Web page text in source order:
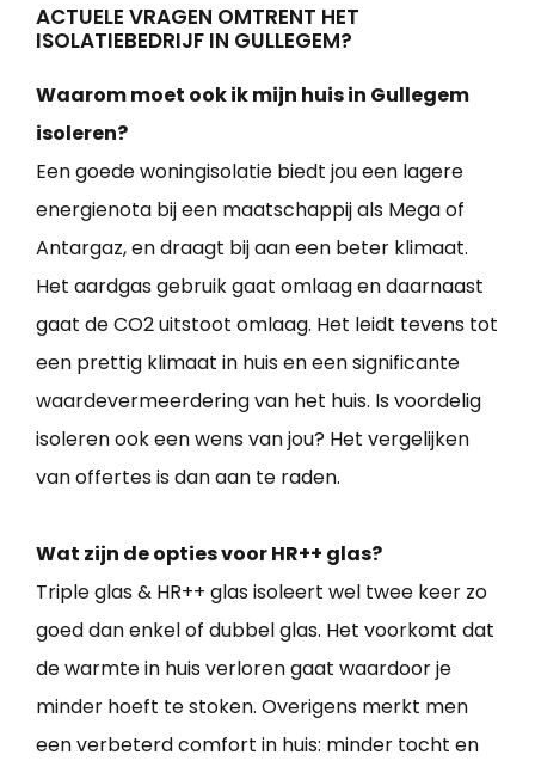
ACTUELE VRAGEN OMTRENT HET
ISOLATIEBEDRIJF IN GULLEGEM?
Waarom moet ook ik mijn huis in Gullegem
isoleren?
Een goede woningisolatie biedt jou een lagere
energienota bij een maatschappij als Mega of
Antargaz, en draagt bij aan een beter klimaat.
Het aardgas gebruik gaat omlaag en daarnaast
gaat de CO2 uitstoot omlaag. Het leidt tevens tot
een prettig klimaat in huis en een significante
waardevermeerdering van het huis. Is voordelig
isoleren ook een wens van jou? Het vergelijken
van offertes is dan aan te raden.
Wat zijn de opties voor HR++ glas?
Triple glas & HR++ glas isoleert wel twee keer zo
goed dan enkel of dubbel glas. Het voorkomt dat
de warmte in huis verloren gaat waardoor je
minder hoeft te stoken. Overigens merkt men
een verbeterd comfort in huis: minder tocht en